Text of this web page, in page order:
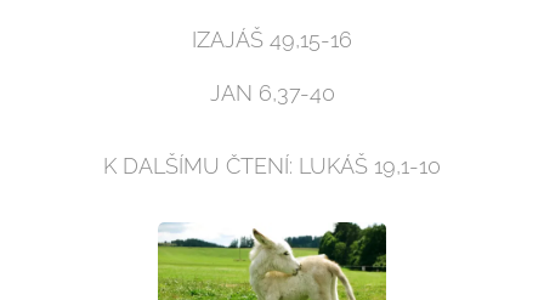
IZAJÁŠ 49,15-16
JAN 6,37-40
K DALŠÍMU ČTENÍ: LUKÁŠ 19,1-10